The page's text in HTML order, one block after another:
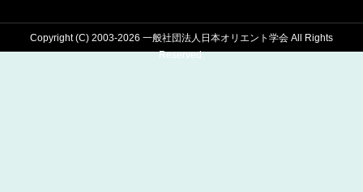
Copyright (C) 2003-2026 一般社団法人日本オリエント学会 All Rights
Reserved.